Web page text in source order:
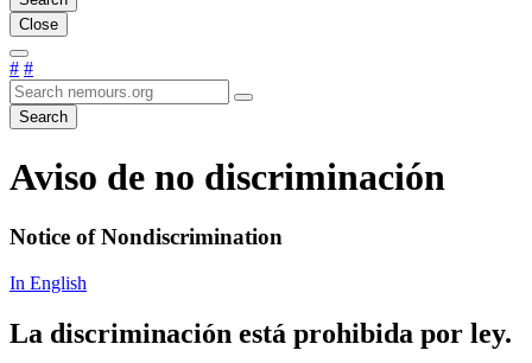
Close
# #
Search
Aviso de no discriminación
Notice of Nondiscrimination
In English
La discriminación está prohibida por ley.